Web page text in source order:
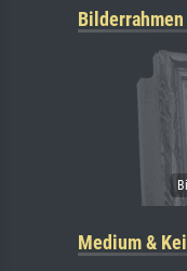
Bilderrahmen
Medium &